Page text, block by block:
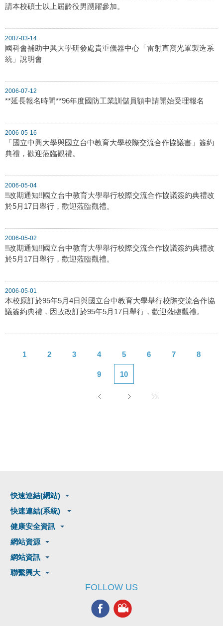
請本校碩士以上屆齡役男踴躍參加。
2007-03-14
國科會補助中興大學研發處貴重儀器中心「雷射直寫光罩製造系
統」說明會
2006-07-12
**延長報名時間**96年度國防工業訓儲員額申請開始受理報名
2006-05-16
「國立中興大學與國立台中教育大學校際交流合作協議書」簽約
典禮，歡迎蒞臨觀禮。
2006-05-04
!!改期通知!!國立台中教育大學舉行校際交流合作協議簽約典禮改
於5月17日舉行，歡迎蒞臨觀禮。
2006-05-02
!!改期通知!!國立台中教育大學舉行校際交流合作協議簽約典禮改
於5月17日舉行，歡迎蒞臨觀禮。
2006-05-01
本校原訂於95年5月4日與國立台中教育大學舉行校際交流合作協
議簽約典禮，因故改訂於95年5月17日舉行，歡迎蒞臨觀禮。
1 2 3 4 5 6 7 8
9 10
快速連結(網站)
快速連結(系統)
健康安全資訊
網站資源
網站資訊
聯繫興大
FOLLOW US